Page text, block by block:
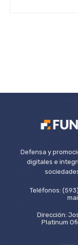
Defensa y
digitales e
Teléfonos:
Dirección:
Platinum